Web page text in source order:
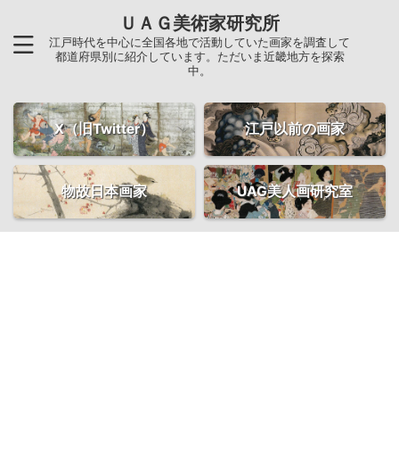
ＵＡＧ美術家研究所
江戸時代を中心に全国各地で活動していた画家を調査して
都道府県別に紹介しています。ただいま近畿地方を探索
中。
X（旧Twitter） 江戸以前の画家
物故日本画家 UAG美人画研究室